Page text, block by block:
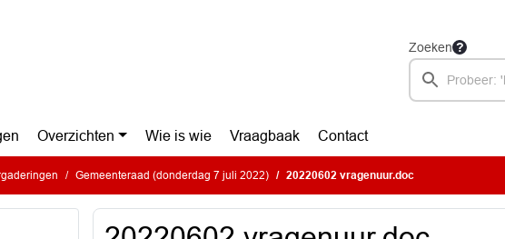
Zoeken
Overzichten Wie is wie Vraagbaak Contact
Gemeenteraad (donderdag 7 juli 2022) 20220602 vragenuur.doc